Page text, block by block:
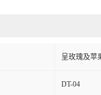
呈玫瑰及苹
DT-04